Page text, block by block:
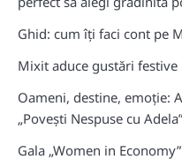
Ghid: cum îți faci cont pe
Mixit aduce gustări
Oameni, destine, emoție:
„Povești Nespuse cu Adela”
Gala „Women in